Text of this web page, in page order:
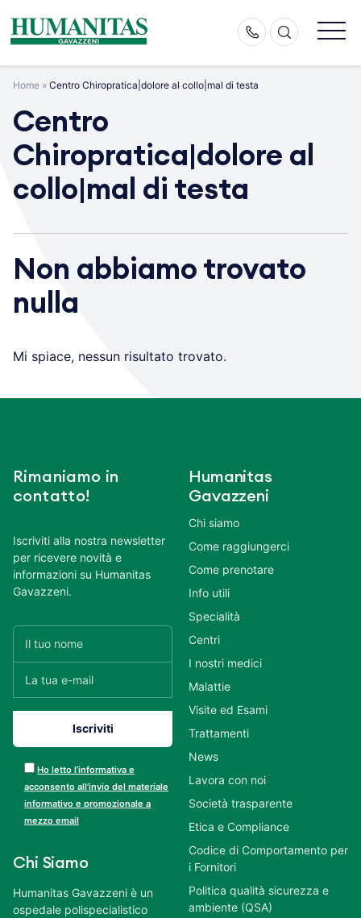
content
Home » Centro Chiropratica|dolore al collo|mal di testa
Centro
Chiropratica|dolore al
collo|mal di testa
Non abbiamo trovato
nulla
Mi spiace, nessun risultato trovato.
Rimaniamo in
contatto!
Iscriviti alla nostra newsletter
per ricevere novità e
informazioni su Humanitas
Gavazzeni.
Ho letto l’informativa e
acconsento all’invio del materiale
informativo e promozionale a
mezzo email
Chi Siamo
Humanitas Gavazzeni è un
ospedale polispecialistico
Humanitas
Gavazzeni
Chi siamo
Come raggiungerci
Come prenotare
Info utili
Specialità
Centri
I nostri medici
Malattie
Visite ed Esami
Trattamenti
News
Lavora con noi
Società trasparente
Etica e Compliance
Codice di Comportamento per
i Fornitori
Politica qualità sicurezza e
ambiente (QSA)